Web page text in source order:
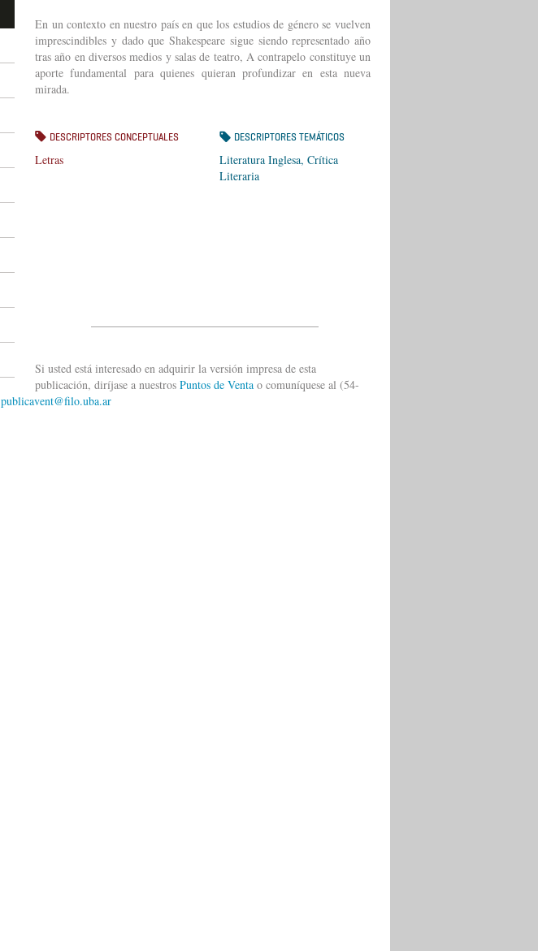
En un contexto en nuestro país en que los estudios de género se vuelven
imprescindibles y dado que Shakespeare sigue siendo representado año
tras año en diversos medios y salas de teatro, A contrapelo constituye un
aporte fundamental para quienes quieran profundizar en esta nueva
mirada.
DESCRIPTORES CONCEPTUALES
Letras
DESCRIPTORES TEMÁTICOS
Literatura Inglesa, Crítica
Literaria
Si usted está interesado en adquirir la versión impresa de esta
publicación, diríjase a nuestros Puntos de Venta o comuníquese al (54-
publicavent@filo.uba.ar